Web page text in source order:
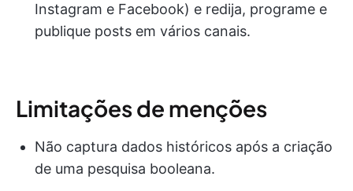
Instagram e Facebook) e redija, programe e
publique posts em vários canais.
Limitações de menções
Não captura dados históricos após a criação
de uma pesquisa booleana.